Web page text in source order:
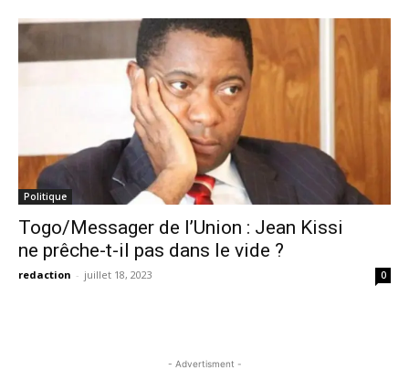
Politique
Togo/Messager de l’Union : Jean Kissi
ne prêche-t-il pas dans le vide ?
redaction - juillet 18, 2023 0
- Advertisment -